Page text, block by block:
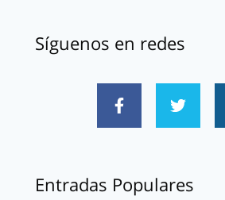
Síguenos en redes
Entradas Populares